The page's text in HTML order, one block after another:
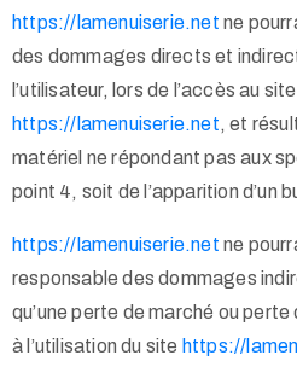
https://lamenuiserie.net ne
des dommages directs et
l’utilisateur, lors de l’accès au
https://lamenuiserie.net, et
matériel ne répondant pas aux
point 4, soit de l’apparition d’un
https://lamenuiserie.net ne
responsable des dommages
qu’une perte de marché ou
à l’utilisation du site https://